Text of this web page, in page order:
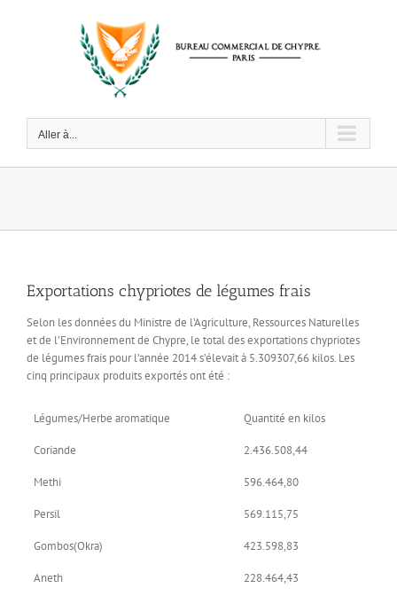
Aller à...
Exportations chypriotes de légumes frais
Selon les données du Ministre de l’Agriculture, Ressources Naturelles
et de l’Environnement de Chypre, le total des exportations chypriotes
de légumes frais pour l’année 2014 s’élevait à 5.309307,66 kilos. Les
cinq principaux produits exportés ont été :
Légumes/Herbe aromatique Quantité en kilos
Coriande 2.436.508,44
Methi 596.464,80
Persil 569.115,75
Gombos(Okra) 423.598,83
Aneth 228.464,43